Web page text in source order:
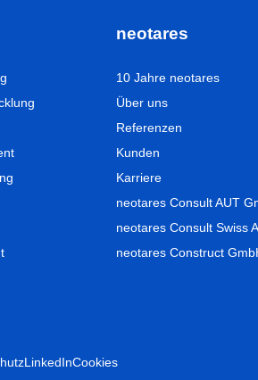
neotares
10 Jahre neotares
Über uns
Referenzen
Kunden
Karriere
neotares Consult AUT
neotares Consult Swiss
neotares Construct
LinkedInCookies